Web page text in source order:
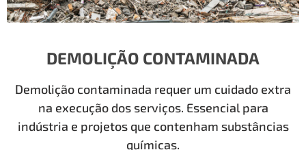
DEMOLIÇÃO CONTAMINADA
Demolição contaminada requer um cuidado extra
na execução dos serviços. Essencial para
indústria e projetos que contenham substâncias
químicas.